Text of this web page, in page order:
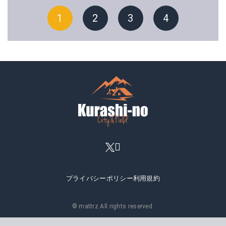
1 2 3 4
プライバシーポリシー利用規約
© mattrz All rights reserved.